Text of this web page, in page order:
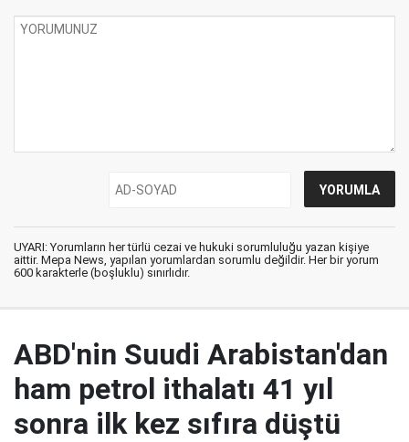
UYARI: Yorumların her türlü cezai ve hukuki sorumluluğu yazan kişiye
aittir. Mepa News, yapılan yorumlardan sorumlu değildir. Her bir yorum
600 karakterle (boşluklu) sınırlıdır.
ABD'nin Suudi Arabistan'dan
ham petrol ithalatı 41 yıl
sonra ilk kez sıfıra düştü